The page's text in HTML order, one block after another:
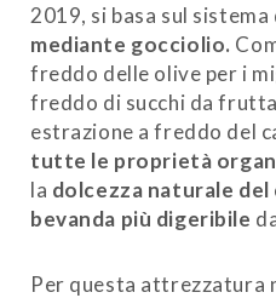
2019, si basa sul sistema
mediante gocciolio.
freddo delle olive per i
freddo di succhi da
estrazione a freddo del
tutte le proprietà
la dolcezza naturale
bevanda più digeribile
Per questa attrezzatura